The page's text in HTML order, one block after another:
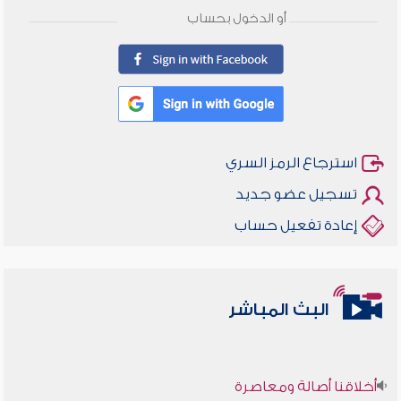
أو الدخول بحساب
استرجاع الرمز السري
تسجيل عضو جديد
إعادة تفعيل حساب
البث المباشر
أخلاقنا أصالة ومعاصرة